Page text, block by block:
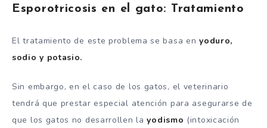
Esporotricosis en el gato: Tratamiento
El tratamiento de este problema se basa enyoduro,
sodio y potasio.
Sin embargo, en el caso de los gatos, el veterinario
tendrá que prestar especial atención para asegurarse de
que los gatos no desarrollen layodismo (intoxicación